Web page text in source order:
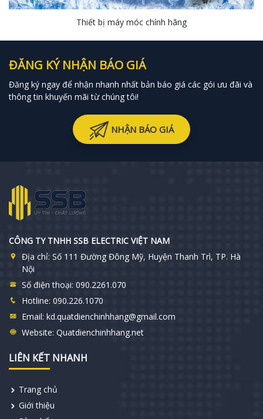
Thiết bị máy móc chính hãng
ĐĂNG KÝ NHẬN BÁO GIÁ
Đăng ký ngay để nhận nhanh nhất bản báo giá các gói ưu đãi và
thông tin khuyến mãi từ chúng tôi!
NHẬN BÁO GIÁ
CÔNG TY TNHH SSB ELECTRIC VIỆT NAM
Địa chỉ: Số 111 Đường Đông Mỹ, Huyện Thanh Trì, TP. Hà
Nội
Số điện thoại: 090.2261.070
Hotline: 090.226.1070
Email: kd.quatdienchinhhang@gmail.com
Website: Quatdienchinhhang.net
LIÊN KẾT NHANH
Trang chủ
Giới thiệu